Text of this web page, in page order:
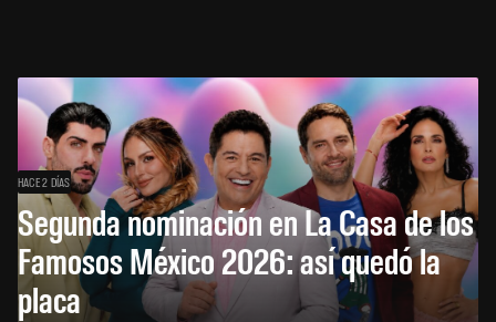
HACE 2 DÍAS
Segunda nominación en La Casa de los
Famosos México 2026: así quedó la
placa